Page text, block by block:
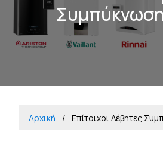
Αρχική Επίτοιχοι Λέβητες